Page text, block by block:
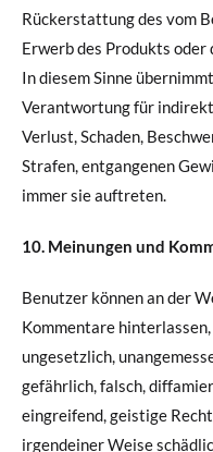
Rückerstattung des vom
Erwerb des Produkts oder
In diesem Sinne
Verantwortung für
Verlust, Schaden,
Strafen, entgangenen
immer sie auftreten.
10. Meinungen und
Benutzer können an der
Kommentare
ungesetzlich,
gefährlich, falsch,
eingreifend, geistige
irgendeiner Weise